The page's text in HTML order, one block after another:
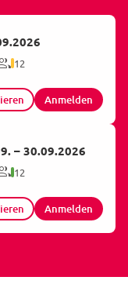
12
Anmelden
– 30.09.2026
12
Anmelden